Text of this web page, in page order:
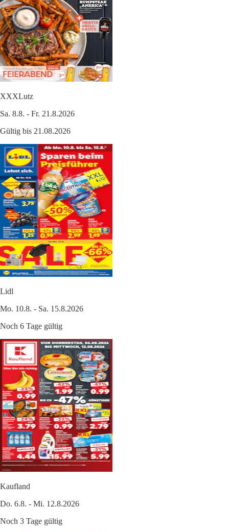
XXXLutz
Sa. 8.8. - Fr. 21.8.2026
Gültig bis 21.08.2026
Lidl
Mo. 10.8. - Sa. 15.8.2026
Noch 6 Tage gültig
Kaufland
Do. 6.8. - Mi. 12.8.2026
Noch 3 Tage gültig